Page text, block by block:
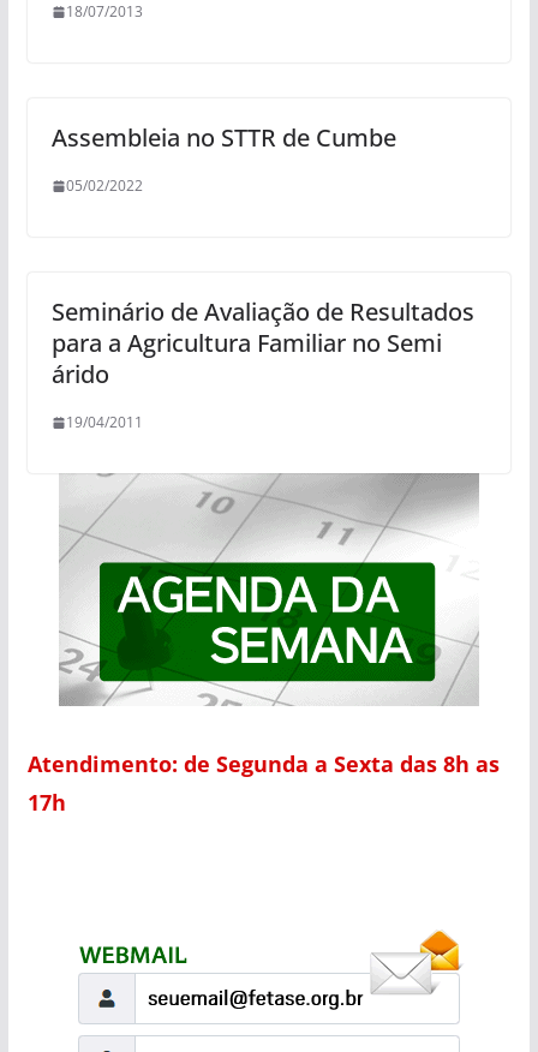
18/07/2013
Assembleia no STTR de Cumbe
05/02/2022
Seminário de Avaliação de Resultados
para a Agricultura Familiar no Semi
árido
19/04/2011
Atendimento: de Segunda a Sexta das 8h as
17h